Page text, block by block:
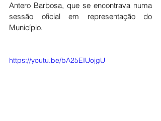
Antero Barbosa, que se encontrava numa
sessão oficial em representação do
Município.
https://youtu.be/bA25EIUojgU